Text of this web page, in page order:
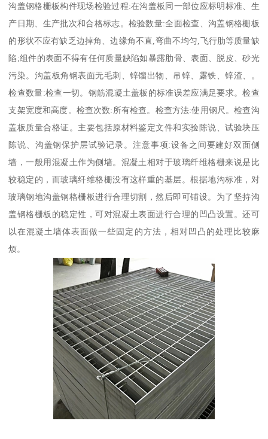
沟盖钢格栅板构件现场检验过程:在沟盖板同一部位应标明标准、生
产日期、生产批次和合格标志。检验数量:全面检查、沟盖钢格栅板
的形状不应有缺乏边掉角、边缘角不直,弯曲不均匀,飞行肋等质量缺
陷;组件的表面不得有任何质量缺陷如暴露肋骨、表面、脱皮、砂光
污染。沟盖板角钢表面无毛刺、锌馏出物、吊锌、露铁、锌渣、。
检查数量:检查一切。钢筋混凝土盖板的标准误差应满足要求。检查
支架宽度和高度。检查次数:所有检查。检查方法:使用钢尺。检查沟
盖板质量合格证。主要包括原材料鉴定文件和实验陈说、试验块压
陈说、沟盖钢保护层试验记录。注意事项:设备之间要建好双面侧
墙，一般用混凝土作为侧墙。混凝土相对于玻璃纤维格栅来说是比
较稳定的，而玻璃纤维格栅没有这样重的基层。根据地沟标准，对
玻璃钢地沟盖钢格栅板进行合理切割，然后即可铺设。为了坚持沟
盖钢格栅板的稳定性，可对混凝土表面进行合理的凹凸设置。还可
以在混凝土墙体表面做一些固定的方法，相对凹凸的处理比较麻
烦。